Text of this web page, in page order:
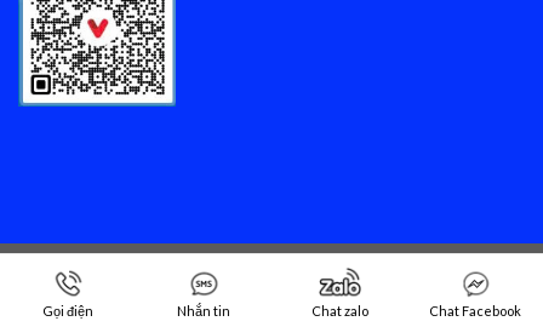
Copyright 2026 ©
Nhà cung cấp thiết bị bếp nhà hàng Inox
Gọi điện Nhắn tin Chat zalo Chat Facebook